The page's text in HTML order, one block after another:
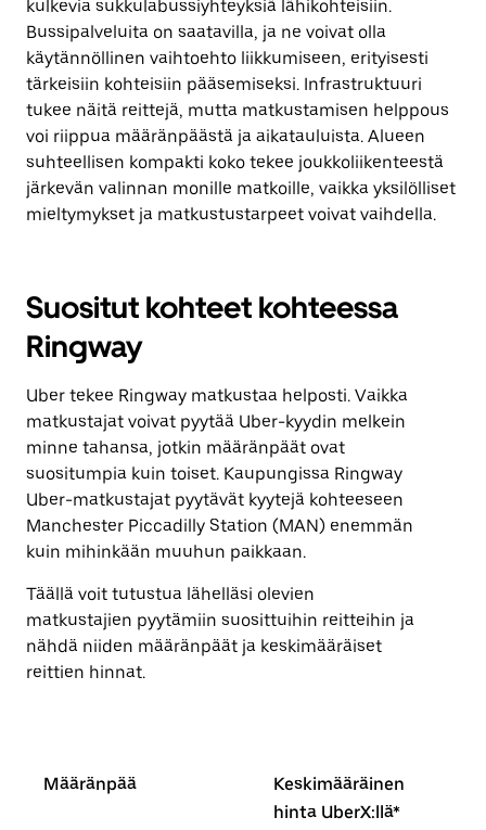
kulkevia sukkulabussiyhteyksiä lähikohteisiin.
Bussipalveluita on saatavilla, ja ne voivat olla
käytännöllinen vaihtoehto liikkumiseen, erityisesti
tärkeisiin kohteisiin pääsemiseksi. Infrastruktuuri
tukee näitä reittejä, mutta matkustamisen helppous
voi riippua määränpäästä ja aikatauluista. Alueen
suhteellisen kompakti koko tekee joukkoliikenteestä
järkevän valinnan monille matkoille, vaikka yksilölliset
mieltymykset ja matkustustarpeet voivat vaihdella.
Suositut kohteet kohteessa
Ringway
Uber tekee Ringway matkustaa helposti. Vaikka
matkustajat voivat pyytää Uber-kyydin melkein
minne tahansa, jotkin määränpäät ovat
suositumpia kuin toiset. Kaupungissa Ringway
Uber-matkustajat pyytävät kyytejä kohteeseen
Manchester Piccadilly Station (MAN) enemmän
kuin mihinkään muuhun paikkaan.
Täällä voit tutustua lähelläsi olevien
matkustajien pyytämiin suosittuihin reitteihin ja
nähdä niiden määränpäät ja keskimääräiset
reittien hinnat.
Määränpää
Keskimääräinen
hinta UberX:llä*